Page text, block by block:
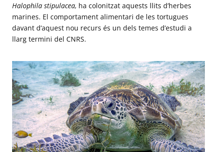
Halophila stipulacea, ha colonitzat aquests llits d’herbes
marines. El comportament alimentari de les tortugues
davant d’aquest nou recurs és un dels temes d’estudi a
llarg termini del CNRS.